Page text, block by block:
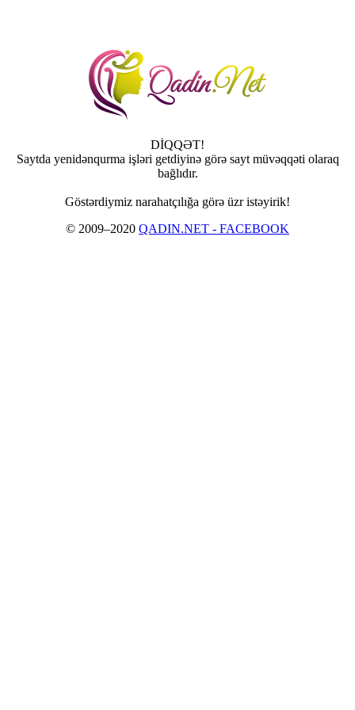
DİQQƏT!
Saytda yenidənqurma işləri getdiyinə görə sayt müvəqqəti olaraq
bağlıdır.
Göstərdiymiz narahatçılığa görə üzr istəyirik!
© 2009–2020 QADIN.NET - FACEBOOK